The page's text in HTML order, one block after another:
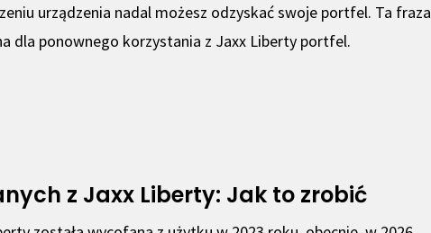
urządzenia nadal możesz odzyskać swoje portfel. Ta fraza
dla ponownego korzystania z Jaxx Liberty portfel.
z Jaxx Liberty: Jak to zrobić